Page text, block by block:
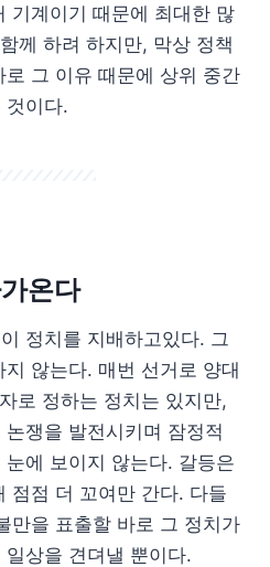
기계이기 때문에 최대한 많
함께 하려 하지만, 막상 정책
그 이유 때문에 상위 중간
것이다.
온다
정치를 지배하고있다. 그
않는다. 매번 선거로 양대
로 정하는 정치는 있지만,
쟁을 발전시키며 잠정적
에 보이지 않는다. 갈등은
점점 더 꼬여만 간다. 다들
만을 표출할 바로 그 정치가
상을 견뎌낼 뿐이다.